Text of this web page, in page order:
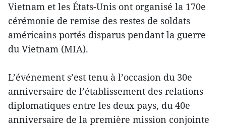
Vietnam et les États-Unis ont organisé la 170e
cérémonie de remise des restes de soldats
américains portés disparus pendant la guerre
du Vietnam (MIA).
L’événement s’est tenu à l’occasion du 30e
anniversaire de l’établissement des relations
diplomatiques entre les deux pays, du 40e
anniversaire de la première mission conjointe